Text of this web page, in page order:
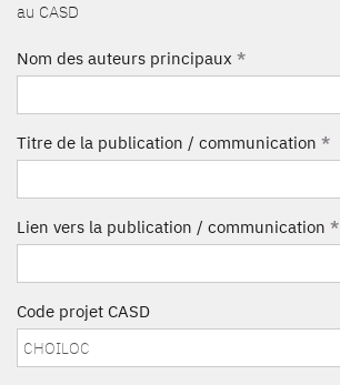
au CASD
Nom des auteurs principaux *
Titre de la publication / communication *
Lien vers la publication / communication *
Code projet CASD